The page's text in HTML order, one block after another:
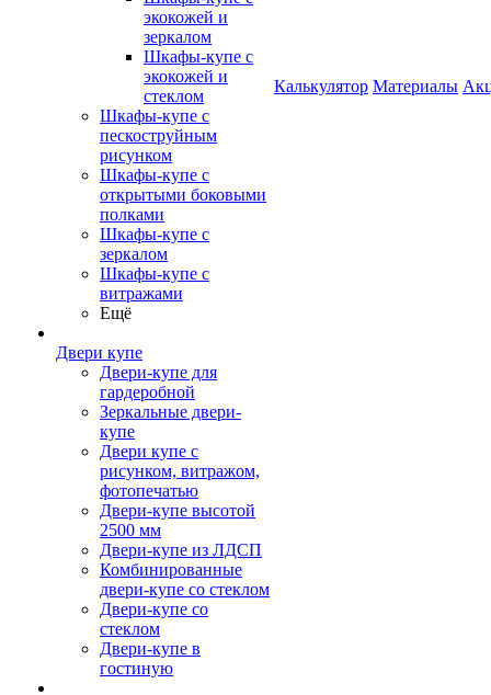
экокожей и
зеркалом
Шкафы-купе с
экокожей и
стеклом
Шкафы-купе с
пескоструйным
рисунком
Шкафы-купе с
открытыми боковыми
полками
Шкафы-купе с
зеркалом
Шкафы-купе с
витражами
Ещё
Двери купе
Двери-купе для
гардеробной
Зеркальные двери-
купе
Двери купе с
рисунком, витражом,
фотопечатью
Двери-купе высотой
2500 мм
Двери-купе из ЛДСП
Комбинированные
двери-купе со стеклом
Двери-купе со
стеклом
Двери-купе в
гостиную
Калькулятор Материалы